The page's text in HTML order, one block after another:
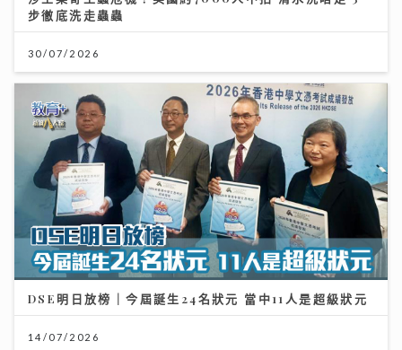
步徹底洗走蟲蟲
30/07/2026
DSE明日放榜｜今屆誕生24名狀元 當中11人是超級狀元
14/07/2026